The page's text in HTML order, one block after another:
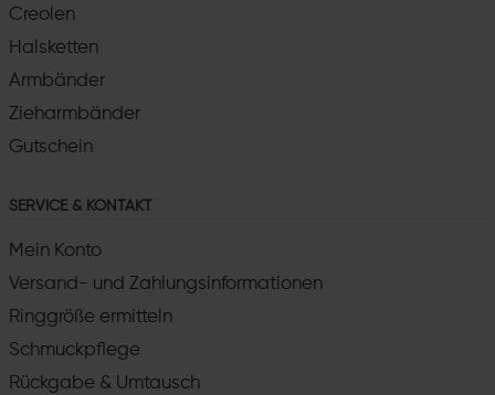
Creolen
Halsketten
Armbänder
Zieharmbänder
Gutschein
SERVICE & KONTAKT
Mein Konto
Versand- und Zahlungsinformationen
Ringgröße ermitteln
Schmuckpflege
Rückgabe & Umtausch